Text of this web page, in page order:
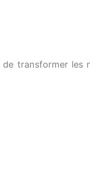
transformer les